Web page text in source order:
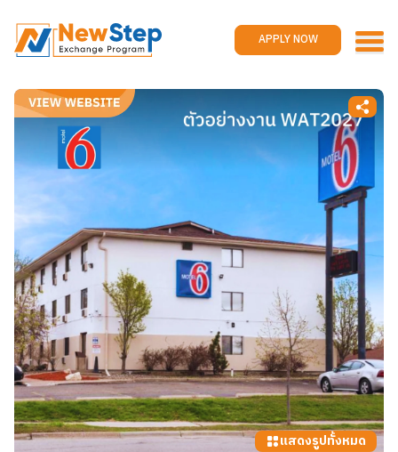
APPLY NOW
Work and travel
Reviews
Promotions
APPLY NOW
แสดงรูปทั้งหมด